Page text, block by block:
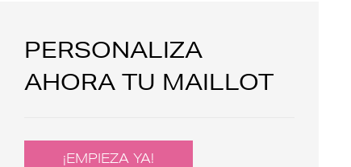
PERSONALIZA
AHORA TU MAILLOT
¡EMPIEZA YA!